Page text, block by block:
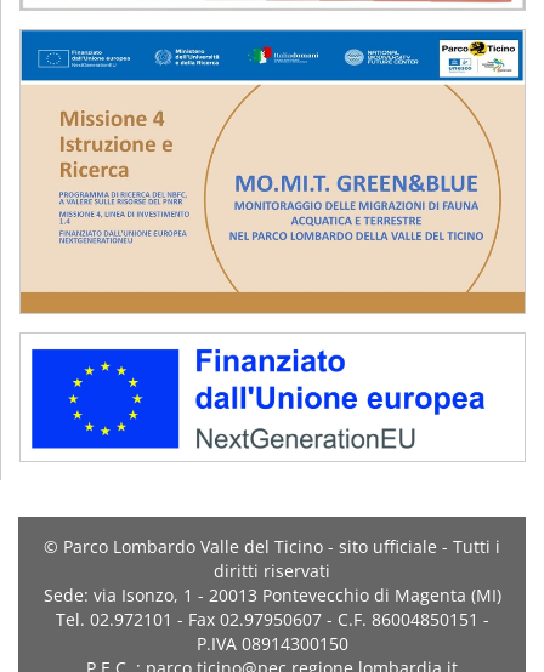
© Parco Lombardo Valle del Ticino - sito ufficiale - Tutti i
diritti riservati
Sede: via Isonzo, 1 - 20013 Pontevecchio di Magenta (MI)
Tel. 02.972101 - Fax 02.97950607 - C.F. 86004850151 -
P.IVA 08914300150
P.E.C. : parco.ticino@pec.regione.lombardia.it